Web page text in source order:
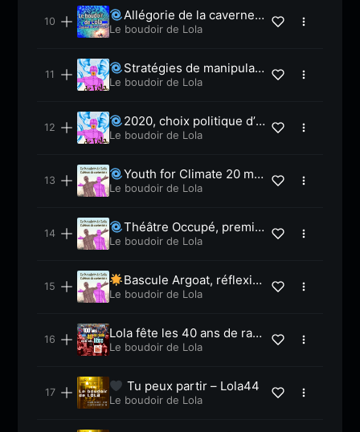
Allégorie de la caverne,
Platon – Lola 79
Le boudoir de Lola
Stratégies de manipulati
on de masse, Noam Choms
Le boudoir de Lola
2020, choix politique d’u
ne classe d’âge, JM Jancov
Le boudoir de Lola
Youth for Climate 20 mar
s 21, dans la rue -Lola67
Le boudoir de Lola
Théâtre Occupé, premiè
re agora – Lola66
Le boudoir de Lola
Bascule Argoat, réflexio
ns citoyennes -Lola57
Le boudoir de Lola
Lola fête les 40 ans de radi
o libre
Le boudoir de Lola
Tu peux partir – Lola44
Le boudoir de Lola